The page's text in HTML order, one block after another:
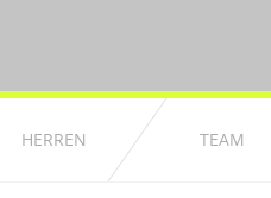
HERREN TEAM